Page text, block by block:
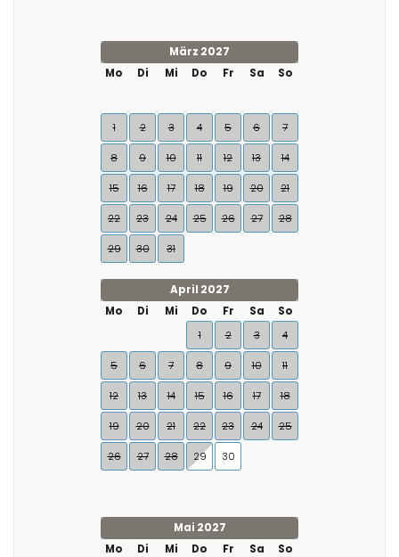
März 2027
Mo
Di Mi Do Fr Sa So
1 2 3 4 5 6 7
8 9 10 11 12 13 14
15 16 17 18 19 20 21
22 23 24 25 26 27 28
29 30 31
April 2027
Mo
Di Mi Do Fr Sa
So
1
2 3 4
5 6 7 8 9 10 11
12 13 14 15 16 17 18
19 20 21 22 23 24 25
26 27 28 29 30
Mai 2027
Mo
Di Mi Do Fr Sa
So